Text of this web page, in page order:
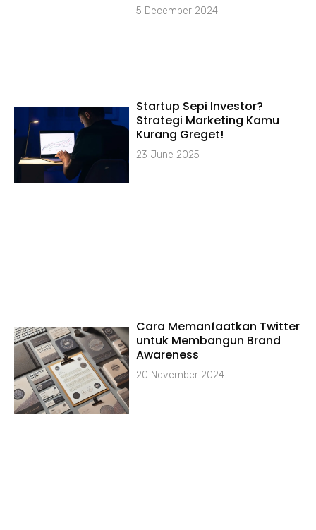
5 December 2024
Startup Sepi Investor?
Strategi Marketing Kamu
Kurang Greget!
23 June 2025
Cara Memanfaatkan Twitter
untuk Membangun Brand
Awareness
20 November 2024